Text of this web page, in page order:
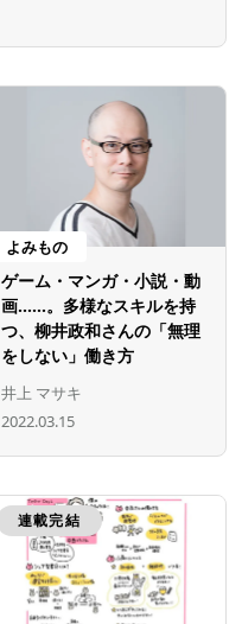
よみもの
ゲーム・マンガ・小説・動
画……。多様なスキルを持
つ、柳井政和さんの「無理
をしない」働き方
井上 マサキ
2022.03.15
連載完結